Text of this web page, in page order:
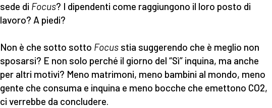
sede di Focus? I dipendenti come raggiungono il loro posto di
lavoro? A piedi?
Non è che sotto sotto Focus stia suggerendo che è meglio non
sposarsi? E non solo perché il giorno del “Sì” inquina, ma anche
per altri motivi? Meno matrimoni, meno bambini al mondo, meno
gente che consuma e inquina e meno bocche che emettono CO2,
ci verrebbe da concludere.